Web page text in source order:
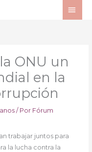
ONU un
en la
/ Por Fórum
trabajar juntos para
la lucha contra la